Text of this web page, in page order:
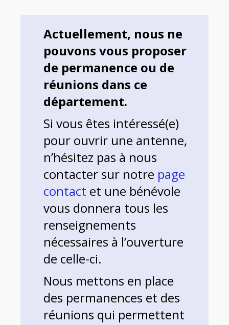
Actuellement, nous ne
pouvons vous proposer
de permanence ou de
réunions dans ce
département.
Si vous êtes intéressé(e)
pour ouvrir une antenne,
n’hésitez pas à nous
contacter sur notre page
contact et une bénévole
vous donnera tous les
renseignements
nécessaires à l’ouverture
de celle-ci.
Nous mettons en place
des permanences et des
réunions qui permettent